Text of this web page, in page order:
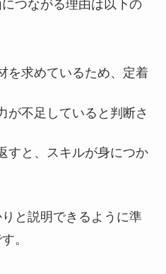
つながる理由は以下の
を求めているため、定着
が不足していると判断さ
すと、スキルが身につか
と説明できるように準
。